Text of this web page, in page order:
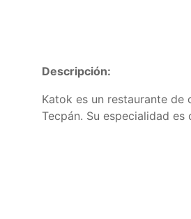
Descripción:
Katok es un restaurante
Tecpán. Su especialidad